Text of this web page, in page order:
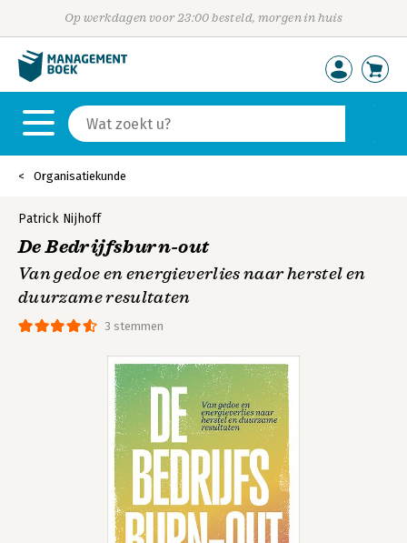
Op werkdagen voor 23:00 besteld, morgen in huis
Organisatiekunde
3 stemmen
Patrick Nijhoff
De Bedrijfsburn-out
Van gedoe en energieverlies naar herstel en
duurzame resultaten